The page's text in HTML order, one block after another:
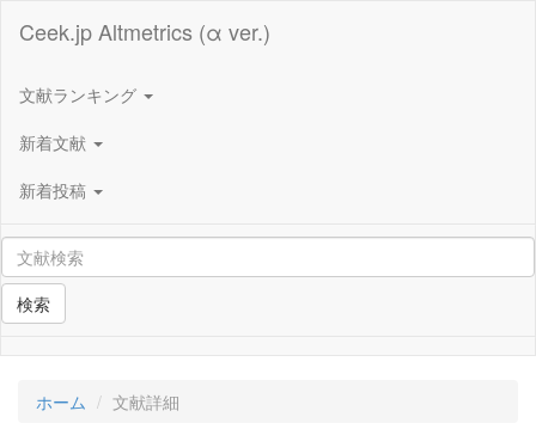
Ceek.jp Altmetrics (α ver.)
文献ランキング
新着文献
新着投稿
検索
ホーム 文献詳細